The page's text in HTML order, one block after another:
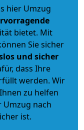
hier Umzug
bietet. Mit
Sie sicher
und sicher
dass Ihre
werden. Wir
zu helfen
Umzug nach
ist.